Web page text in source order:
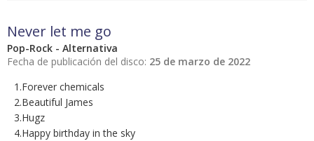
Never let me go
Pop-Rock - Alternativa
Fecha de publicación del disco: 25 de marzo de 2022
1.Forever chemicals
2.Beautiful James
3.Hugz
4.Happy birthday in the sky